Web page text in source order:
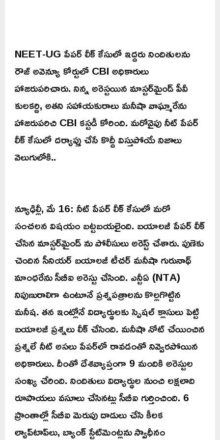
NEET-UG పేపర్ లీక్ కేసులో ఇద్దరు నిందితులను
రౌజ్ అవెన్యూ కోర్టులో CBI అధికారులు
హాజరుపరిచారు. నిన్న అరెస్టయిన మాస్టర్‌మైండ్ పీవీ
కులకర్ణి, అతని సహాయకురాలు మనీషా వాఘ్మారేను
హాజరుపరిచి CBI కస్టడీ కోరింది. మరోవైపు నీట్ పేపర్
లీక్ కేసులో దర్యాప్తు చేసే కొద్దీ విస్తుపోయే నిజాలు
వెలుగులోకి..
న్యూఢిల్లీ, మే 16: నీట్ పేపర్ లీక్ కేసులో మరో
సంచలన విషయం బట్టబయలైంది. బయాలజీ పేపర్ లీక్
చేసిన మాస్టర్‌మైండ్ ను పోలీసులు అరెస్ట్ చేశారు. పుణెకు
చెందిన సీనియర్ బయాలజీ టీచర్ మనీషా గురునాథ్
మాంధరేను సీబీఐ అరెస్టు చేసింది. ఎన్టీఏ (NTA)
నిపుణురాలిగా ఉంటూనే ప్రశ్నపత్రాలను కొల్లగొట్టిన
మనీష. తన ఇంట్లోనే విద్యార్థులకు స్పెషల్ క్లాసులు పెట్టి
బయాలజీ ప్రశ్నలు లీక్ చేసింది. మనీషా నోట్ చేయించిన
ప్రశ్నలే నీట్ అసలు పేపర్‌లో రావడంతో నివ్వెరపోయిన
అధికారులు. దీంతో దేశవ్యాప్తంగా 9 మందికి అరెస్టుల
సంఖ్య చేరింది. నిందితులు విద్యార్ధుల నుంచి లక్షలాది
రూపాయలు వసూలు చేసినట్లు సీబీఐ గుర్తించింది. 6
ప్రాంతాల్లో సీబీఐ మెరుపు దాడులు చేసి కీలక
ల్యాప్‌టాప్‌లు, బ్యాంక్ స్టేట్‌మెంట్లను స్వాధీనం